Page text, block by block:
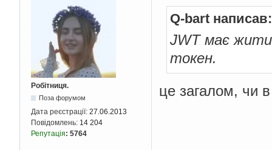
Робітниця.
Поза форумом
Дата реєстрації: 27.06.2013
Повідомлень: 14 204
Репутація: 5764
Q-bart написав:
JWT має
токен.
це загалом, чи в